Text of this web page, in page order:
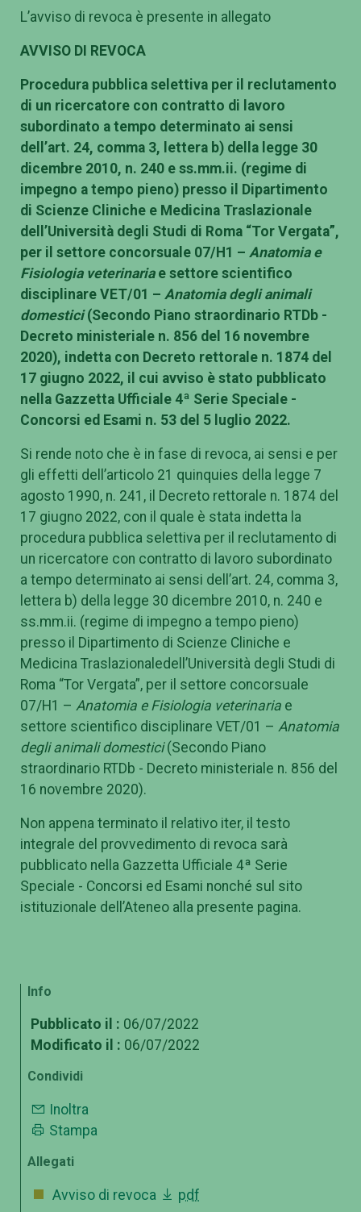
L’avviso di revoca è presente in allegato
AVVISO DI REVOCA
Procedura pubblica selettiva per il reclutamento
di un ricercatore con contratto di lavoro
subordinato a tempo determinato ai sensi
dell’art. 24, comma 3, lettera b) della legge 30
dicembre 2010, n. 240 e ss.mm.ii. (regime di
impegno a tempo pieno) presso il Dipartimento
di Scienze Cliniche e Medicina Traslazionale
dell’Università degli Studi di Roma “Tor Vergata”,
per il settore concorsuale 07/H1 – Anatomia e
Fisiologia veterinaria e settore scientifico
disciplinare VET/01 – Anatomia degli animali
domestici(Secondo Piano straordinario RTDb -
Decreto ministeriale n. 856 del 16 novembre
2020), indetta con Decreto rettorale n. 1874 del
17 giugno 2022, il cui avviso è stato pubblicato
nella Gazzetta Ufficiale 4ª Serie Speciale -
Concorsi ed Esami n. 53 del 5 luglio 2022.
Si rende noto che è in fase di revoca, ai sensi e per
gli effetti dell’articolo 21 quinquies della legge 7
agosto 1990, n. 241, il Decreto rettorale n. 1874 del
17 giugno 2022, con il quale è stata indetta la
procedura pubblica selettiva per il reclutamento di
un ricercatore con contratto di lavoro subordinato
a tempo determinato ai sensi dell’art. 24, comma 3,
lettera b) della legge 30 dicembre 2010, n. 240 e
ss.mm.ii. (regime di impegno a tempo pieno)
presso il Dipartimento di Scienze Cliniche e
Medicina Traslazionaledell’Università degli Studi di
Roma “Tor Vergata”, per il settore concorsuale
07/H1 – Anatomia e Fisiologia veterinaria e
settore scientifico disciplinare VET/01 – Anatomia
degli animali domestici(Secondo Piano
straordinario RTDb - Decreto ministeriale n. 856 del
16 novembre 2020).
Non appena terminato il relativo iter, il testo
integrale del provvedimento di revoca sarà
pubblicato nella Gazzetta Ufficiale 4ª Serie
Speciale - Concorsi ed Esami nonché sul sito
istituzionale dell’Ateneo alla presente pagina.
Info
Pubblicato il : 06/07/2022
Modificato il : 06/07/2022
Condividi
Inoltra
Stampa
Allegati
Avviso di revoca pdf